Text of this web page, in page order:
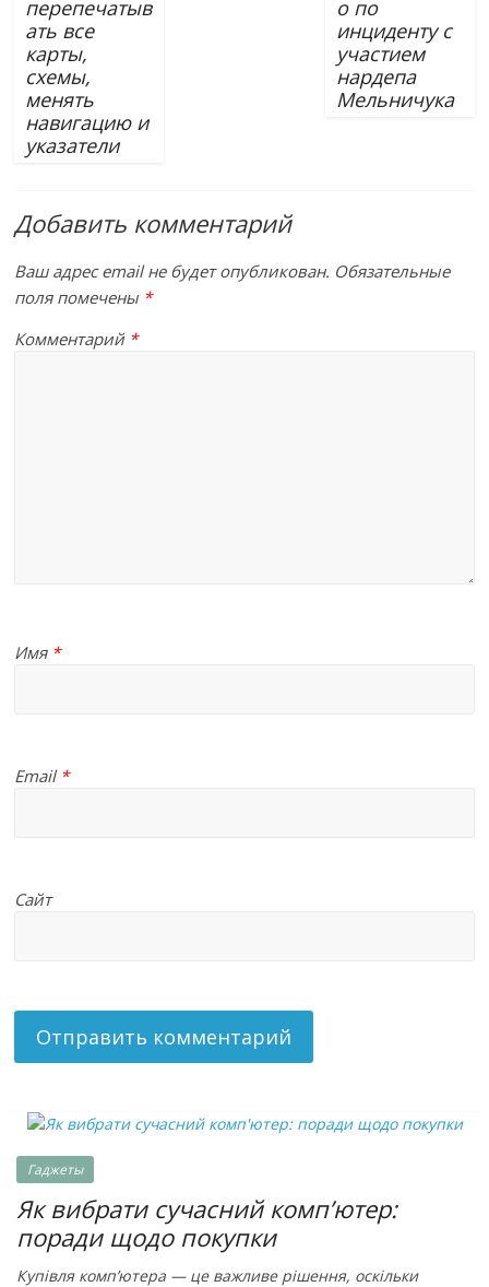
перепечатыв
ать все
карты,
схемы,
менять
навигацию и
указатели
о по
инциденту с
участием
нардепа
Мельничука
Добавить комментарий
Ваш адрес email не будет опубликован. Обязательные
поля помечены *
Комментарий *
Имя *
Email *
Сайт
Гаджеты
Як вибрати сучасний комп’ютер:
поради щодо покупки
Купівля комп’ютера — це важливе рішення, оскільки